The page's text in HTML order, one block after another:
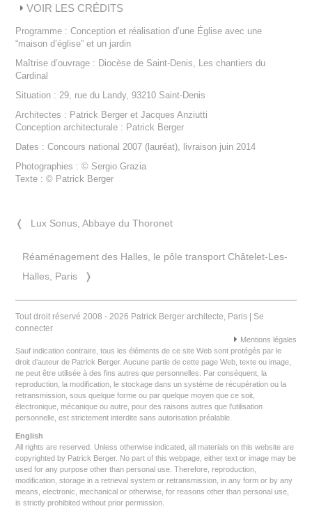
VOIR LES CRÉDITS
Programme : Conception et réalisation d’une Église avec une
“maison d’église” et un jardin
Maîtrise d’ouvrage : Diocèse de Saint-Denis, Les chantiers du
Cardinal
Situation : 29, rue du Landy, 93210 Saint-Denis
Architectes : Patrick Berger et Jacques Anziutti
Conception architecturale : Patrick Berger
Dates : Concours national 2007 (lauréat), livraison juin 2014
Photographies : © Sergio Grazia
Texte : © Patrick Berger
❬ Lux Sonus, Abbaye du Thoronet
Réaménagement des Halles, le pôle transport Châtelet-Les-
Halles, Paris
❭
Tout droit réservé 2008 - 2026 Patrick Berger architecte, Paris | Se
connecter
Mentions légales
Sauf indication contraire, tous les éléments de ce site Web sont protégés par le
droit d’auteur de Patrick Berger. Aucune partie de cette page Web, texte ou image,
ne peut être utilisée à des fins autres que personnelles. Par conséquent, la
reproduction, la modification, le stockage dans un système de récupération ou la
retransmission, sous quelque forme ou par quelque moyen que ce soit,
électronique, mécanique ou autre, pour des raisons autres que l’utilisation
personnelle, est strictement interdite sans autorisation préalable.
English
All rights are reserved. Unless otherwise indicated, all materials on this website are
copyrighted by Patrick Berger. No part of this webpage, either text or image may be
used for any purpose other than personal use. Therefore, reproduction,
modification, storage in a retrieval system or retransmission, in any form or by any
means, electronic, mechanical or otherwise, for reasons other than personal use,
is strictly prohibited without prior permission.